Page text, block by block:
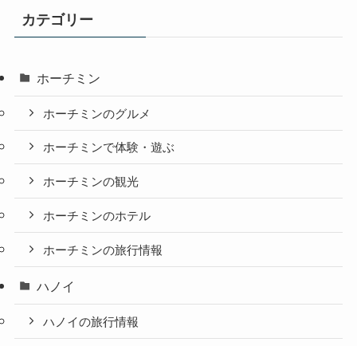
カテゴリー
ホーチミン
ホーチミンのグルメ
ホーチミンで体験・遊ぶ
ホーチミンの観光
ホーチミンのホテル
ホーチミンの旅行情報
ハノイ
ハノイの旅行情報